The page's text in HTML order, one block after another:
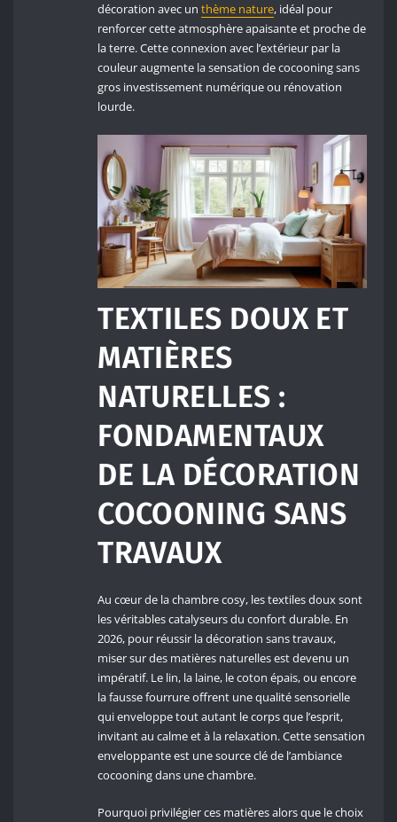
décoration avec unthème nature, idéal pour
renforcer cette atmosphère apaisante et proche de
la terre. Cette connexion avec l’extérieur par la
couleur augmente la sensation de cocooning sans
gros investissement numérique ou rénovation
lourde.
TEXTILES DOUX ET
MATIÈRES
NATURELLES :
FONDAMENTAUX
DE LA DÉCORATION
COCOONING SANS
TRAVAUX
Au cœur de la chambre cosy, les textiles doux sont
les véritables catalyseurs du confort durable. En
2026, pour réussir la décoration sans travaux,
miser sur des matières naturelles est devenu un
impératif. Le lin, la laine, le coton épais, ou encore
la fausse fourrure offrent une qualité sensorielle
qui enveloppe tout autant le corps que l’esprit,
invitant au calme et à la relaxation. Cette sensation
enveloppante est une source clé de l’ambiance
cocooning dans une chambre.
Pourquoi privilégier ces matières alors que le choix